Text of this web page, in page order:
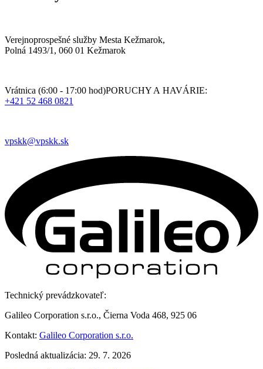
Verejnoprospešné služby Mesta Kežmarok,
Polná 1493/1, 060 01 Kežmarok
Vrátnica (6:00 - 17:00 hod)PORUCHY A HAVÁRIE:
+421 52 468 0821
vpskk@vpskk.sk
Technický prevádzkovateľ:
Galileo Corporation s.r.o., Čierna Voda 468, 925 06
Kontakt: Galileo Corporation s.r.o.
Posledná aktualizácia: 29. 7. 2026